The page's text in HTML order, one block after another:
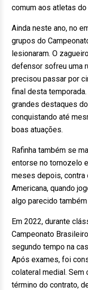
comum aos atletas do
Ainda neste ano, no
grupos do
lesionaram. O
defensor sofreu uma
precisou passar por
final desta
grandes destaques
conquistando até
boas atuações.
Rafinha também se
entorse no tornozelo
meses depois, contra
Americana, quando
algo parecido
Em 2022, durante
Campeonato
segundo tempo na
Após exames, foi
colateral medial. Sem
término do contrato,